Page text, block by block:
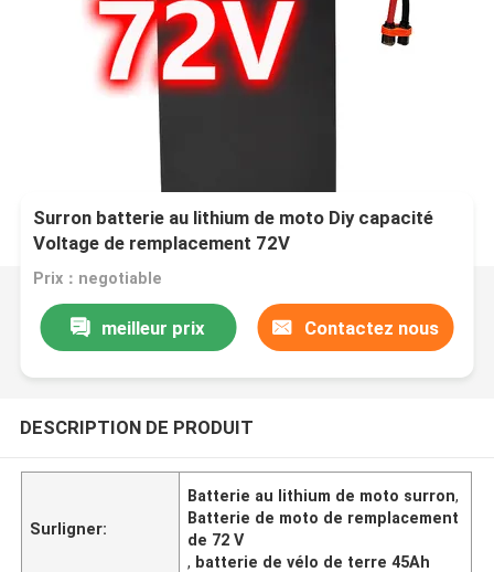
Surron batterie au lithium de moto Diy capacité
Voltage de remplacement 72V
Prix：negotiable
meilleur prix Contactez nous
DESCRIPTION DE PRODUIT
Surligner:
Batterie au lithium de moto surron,
Batterie de moto de remplacement
de 72 V
, batterie de vélo de terre 45Ah